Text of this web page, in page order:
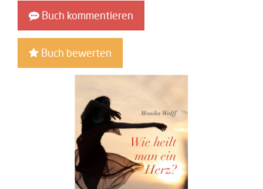
Buch kommentieren
Buch bewerten